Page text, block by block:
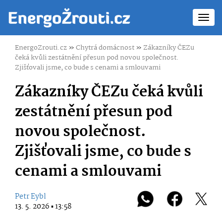
EnergoZrouti.cz»Chytrá domácnost»Zákazníky ČEZu
čeká kvůli zestátnění přesun pod novou společnost.
Zjišťovali jsme, co bude s cenami a smlouvami
Zákazníky ČEZu čeká kvůli
zestátnění přesun pod
novou společnost.
Zjišťovali jsme, co bude s
cenami a smlouvami
Petr Eybl
13. 5. 2026 ▪ 13:58